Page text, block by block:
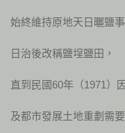
始終維持原地天日曬鹽事
日治後改稱鹽埕鹽田，
直到民國60年（1971）
及都市發展土地重劃需